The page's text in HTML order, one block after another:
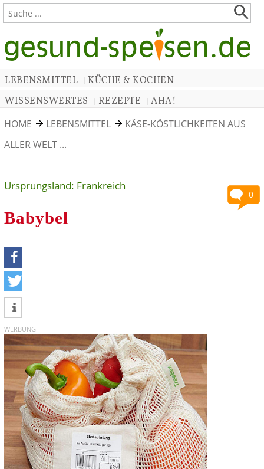
LEBENSMITTEL
KÜCHE & KOCHEN
WISSENSWERTES
REZEPTE
AHA!
HOME
LEBENSMITTEL
KÄSE-KÖSTLICHKEITEN AUS
ALLER WELT ...
Ursprungsland: Frankreich
0
Babybel
teilen
tweet
WERBUNG